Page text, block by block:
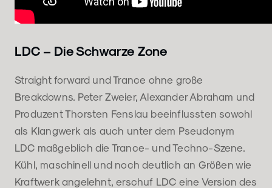
LDC – Die Schwarze Zone
Straight forward und Trance ohne große
Breakdowns. Peter Zweier, Alexander Abraham und
Produzent Thorsten Fenslau beeinflussten sowohl
als Klangwerk als auch unter dem Pseudonym
LDC maßgeblich die Trance- und Techno-Szene.
Kühl, maschinell und noch deutlich an Größen wie
Kraftwerk angelehnt, erschuf LDC eine Version des